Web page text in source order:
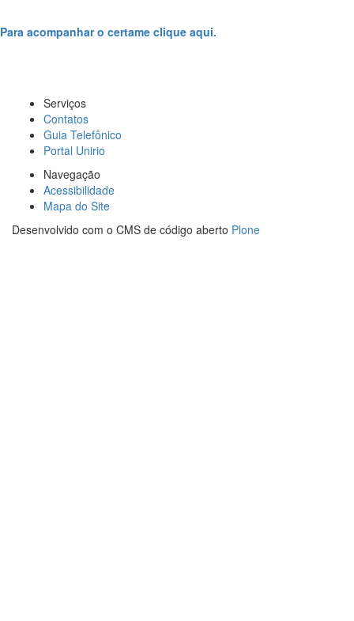
Para acompanhar o certame clique aqui.
Serviços
Contatos
Guia Telefônico
Portal Unirio
Navegação
Acessibilidade
Mapa do Site
Desenvolvido com o CMS de código aberto Plone